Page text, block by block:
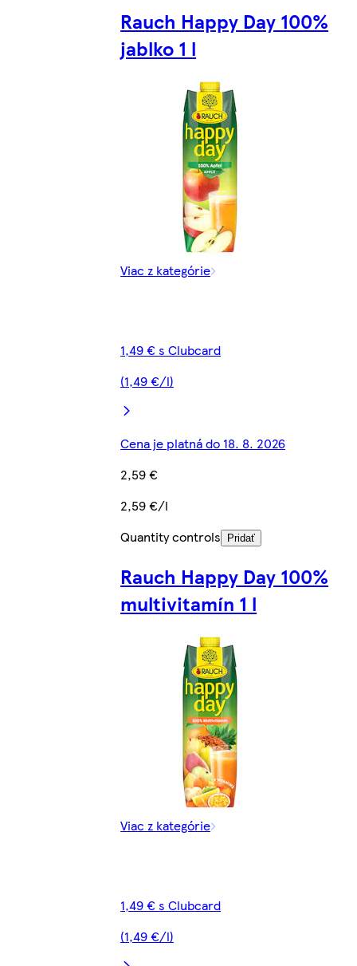
Rauch Happy Day 100%
jablko 1 l
Viac z kategórie
1,49 € s Clubcard
(1,49 €/l)
Cena je platná do 18. 8. 2026
2,59 €
2,59 €/l
Quantity controls
Pridať
Rauch Happy Day 100%
multivitamín 1 l
Viac z kategórie
1,49 € s Clubcard
(1,49 €/l)